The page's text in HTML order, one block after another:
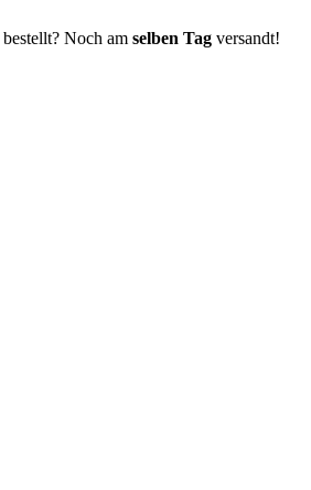
bestellt? Noch am selben Tag versandt!